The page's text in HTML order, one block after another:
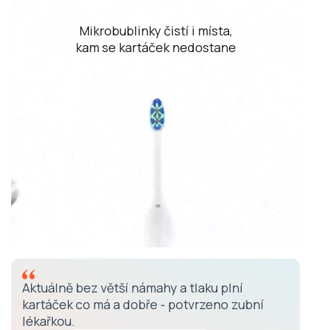
7
Mikrobublinky čistí i místa,
kam se kartáček nedostane
Aktuálně bez větší námahy a tlaku plní
kartáček co má a dobře - potvrzeno zubní
lékařkou.